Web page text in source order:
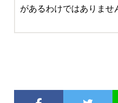
があるわけではありませ